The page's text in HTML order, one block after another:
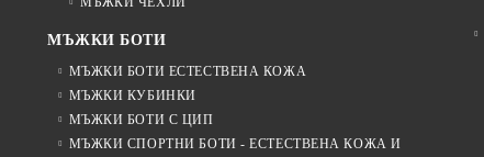
МЪЖКИ БОТИ
МЪЖКИ БОТИ ЕСТЕСТВЕНА КОЖА
МЪЖКИ КУБИНКИ
МЪЖКИ БОТИ С ЦИП
МЪЖКИ СПОРТНИ БОТИ - ЕСТЕСТВЕНА КОЖА И